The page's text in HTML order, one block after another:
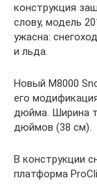
конструкция
слову, модель
ужасна:
и льда.
Новый М8000
его
дюйма. Ширина
дюймов (38 см).
В конструкции
платформа